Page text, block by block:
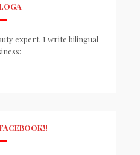
expert. I write bilingual